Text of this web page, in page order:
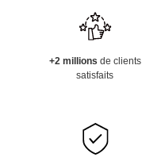
+2 millions de clients
satisfaits